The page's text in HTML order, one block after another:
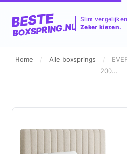
BESTE
BOXSPRING.NL
Slim
Zeker kiezen.
Home / Alle boxsprings /
200...